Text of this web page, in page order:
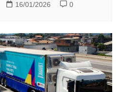
16/01/2026 0